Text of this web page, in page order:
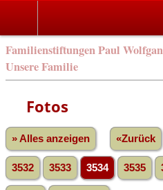
Familienstiftungen Paul
Unsere Familie
Fotos
» Alles anzeigen «Zurück
3532 3533 3534 3535